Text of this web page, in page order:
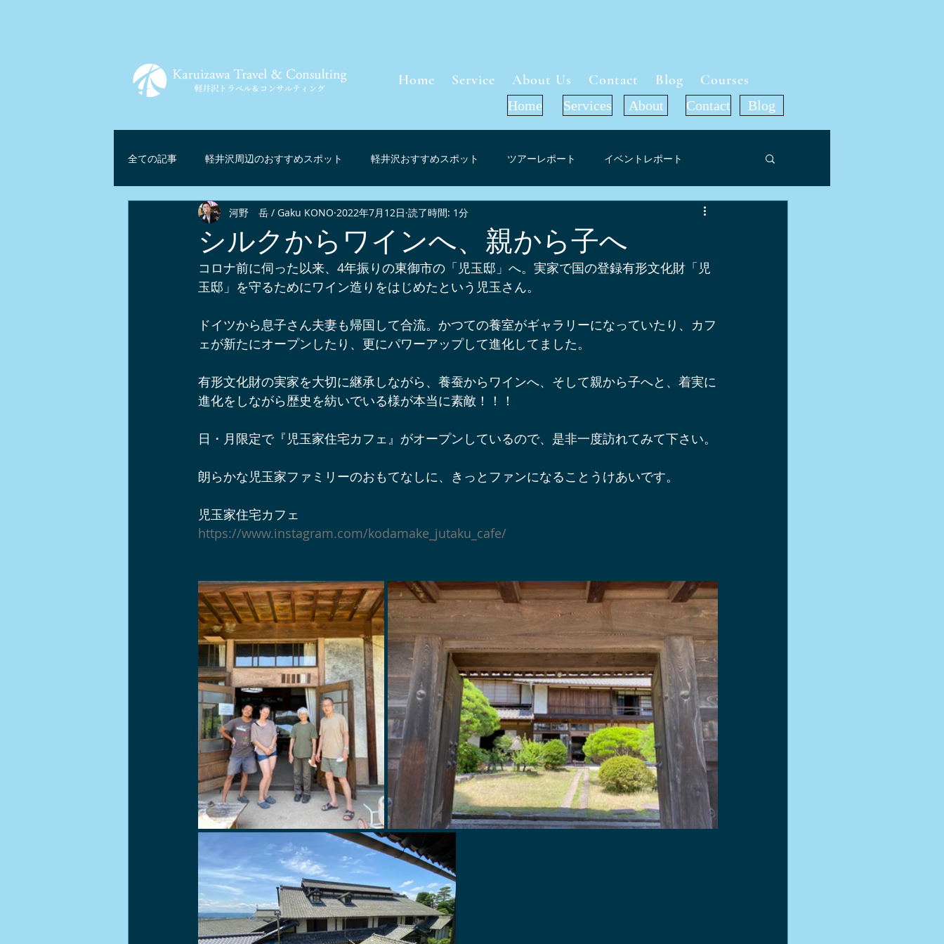
Home Service About Us Contact Blog Courses
Home Services About Contact Blog
全ての記事 軽井沢周辺のおすすめスポット 軽井沢おすすめスポット ツアーレポート イベントレポート
ツアー情報 軽井沢グルメ 軽井沢周辺グルメ インフォメーション
軽井沢リゾートテレワーク マーケット考察 軽井沢紅葉情報 プレスリリース メディア掲載情報 旅行記
軽井沢ショップ情報 軽井沢周辺ワイナリー 宿泊施設 軽井沢オフサイトミーティング 軽井沢スキー
軽井沢チームビルディング イベント＆プロジェクト情報 軽井沢周辺の酒蔵 軽井沢スノーシュー
軽井沢ワンコとお出かけスポット 軽井沢アート情報 YouTube軽井沢トリップ 軽井沢の歩き方
シルクからワインへ、親から子へ
河野 岳 / Gaku KONO 2022年7月12日 読了時間: 1分
コロナ前に伺った以来、4年振りの東御市の「児玉邸」へ。実家で国の登録有形文化財「児
玉邸」を守るためにワイン造りをはじめたという児玉さん。
ドイツから息子さん夫妻も帰国して合流。かつての養室がギャラリーになっていたり、カフ
ェが新たにオープンしたり、更にパワーアップして進化してました。
有形文化財の実家を大切に継承しながら、養蚕からワインへ、そして親から子へと、着実に
進化をしながら歴史を紡いでいる様が本当に素敵！！！
日・月限定で『児玉家住宅カフェ』がオープンしているので、是非一度訪れてみて下さい。
朗らかな児玉家ファミリーのおもてなしに、きっとファンになることうけあいです。
児玉家住宅カフェ
https://www.instagram.com/kodamake_jutaku_cafe/